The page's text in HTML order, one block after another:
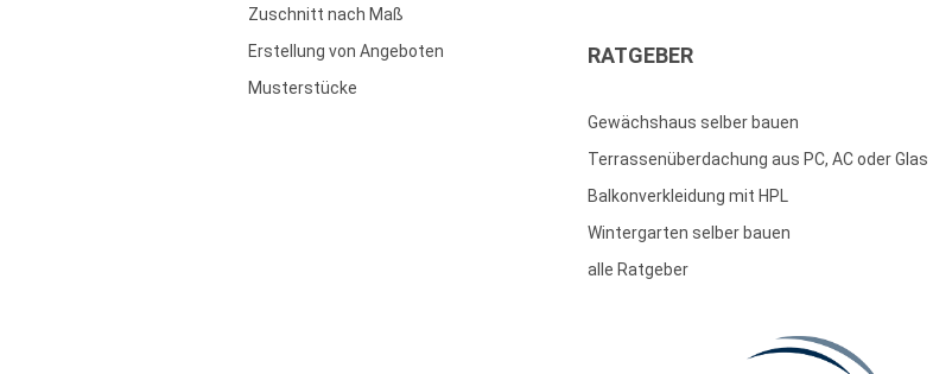
Zuschnitt nach Maß
Erstellung von Angeboten
Musterstücke
RATGEBER
Gewächshaus selber bauen
Terrassenüberdachung aus PC, AC oder Glas
Balkonverkleidung mit HPL
Wintergarten selber bauen
alle Ratgeber